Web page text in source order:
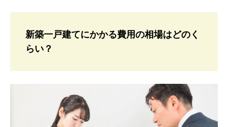
新築一戸建てにかかる費用の相場はどのく
らい？